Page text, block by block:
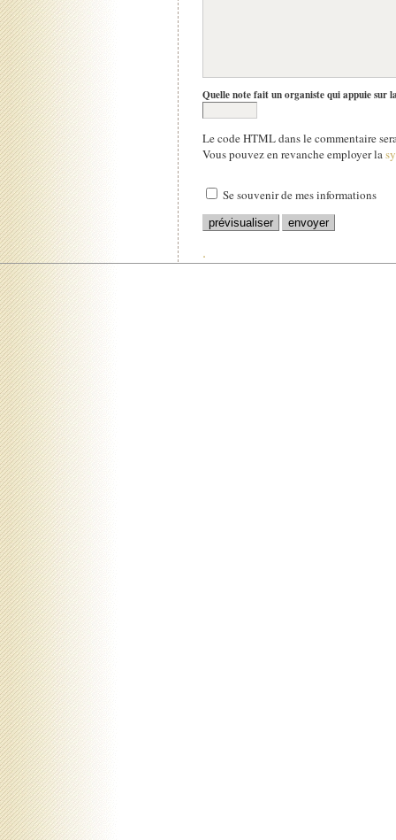
Quelle note fait un organiste qui appuie sur
Le code HTML dans le commentaire
Vous pouvez en revanche employer la
Se souvenir de mes informations
.